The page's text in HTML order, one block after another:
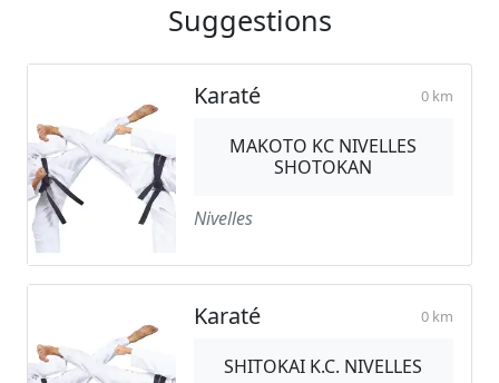
Suggestions
Karaté 0 km
MAKOTO KC NIVELLES
SHOTOKAN
Nivelles
Karaté 0 km
SHITOKAI K.C. NIVELLES